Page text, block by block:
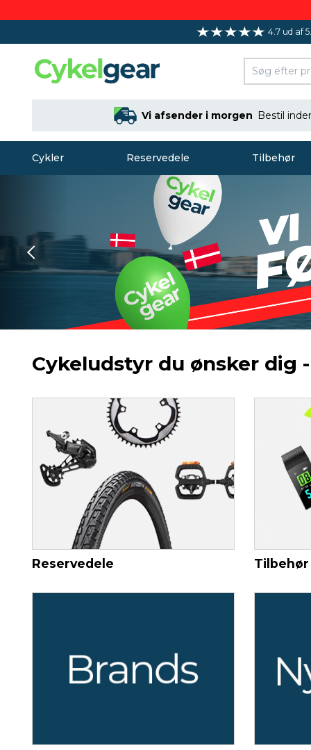
4.7 ud af
Vi afsender i morgen Bestil
Cykler Reservedele Tilbehør
Cykeludstyr du ønsker dig
Reservedele Tilbehør